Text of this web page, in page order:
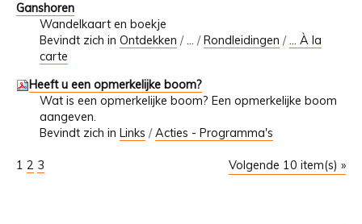
Ganshoren
Wandelkaart en boekje
Bevindt zich in Ontdekken /… / Rondleidingen /... À la
carte
Heeft u een opmerkelijke boom?
Wat is een opmerkelijke boom? Een opmerkelijke boom
aangeven.
Bevindt zich in Links /Acties - Programma's
Volgende 10 item(s) »
1 2 3